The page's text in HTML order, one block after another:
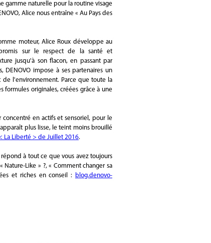
gamme naturelle pour la routine visage
Alice nous entraîne « Au Pays des
moteur, Alice Roux développe au
sur le respect de la santé et
jusqu'à son flacon, en passant par
DENOVO impose à ses partenaires un
de l'environnement. Parce que toute la
formules originales, créées grâce à une
en actifs et sensoriel, pour le
plus lisse, le teint moins brouillé
La Liberté > de Juillet 2016.
à tout ce que vous avez toujours
Nature-Like » ?, « Comment changer sa
et riches en conseil :
blog.denovo-